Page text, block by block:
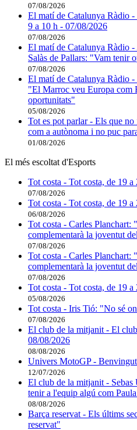
07/08/2026
El matí de Catalunya Ràdio
9 a 10 h - 07/08/2026
07/08/2026
El matí de Catalunya Ràdio
Salàs de Pallars: "Vam tenir
07/08/2026
El matí de Catalunya Ràdio -
"El Marroc veu Europa com
oportunitats"
05/08/2026
Tot es pot parlar - Els que
com a autònoma i no puc
01/08/2026
El més escoltat d'Esports
Tot costa - Tot costa, de 19
07/08/2026
Tot costa - Tot costa, de 19
06/08/2026
Tot costa - Carles Planchart:
complementarà la joventut
07/08/2026
Tot costa - Carles Planchart:
complementarà la joventut
07/08/2026
Tot costa - Tot costa, de 19
05/08/2026
Tot costa - Iris Tió: "No sé
07/08/2026
El club de la mitjanit - El
08/08/2026
08/08/2026
Univers MotoGP -
12/07/2026
El club de la mitjanit - Sebas
tenir a l'equip algú com
08/08/2026
Barça reservat - Els últims
reservat"